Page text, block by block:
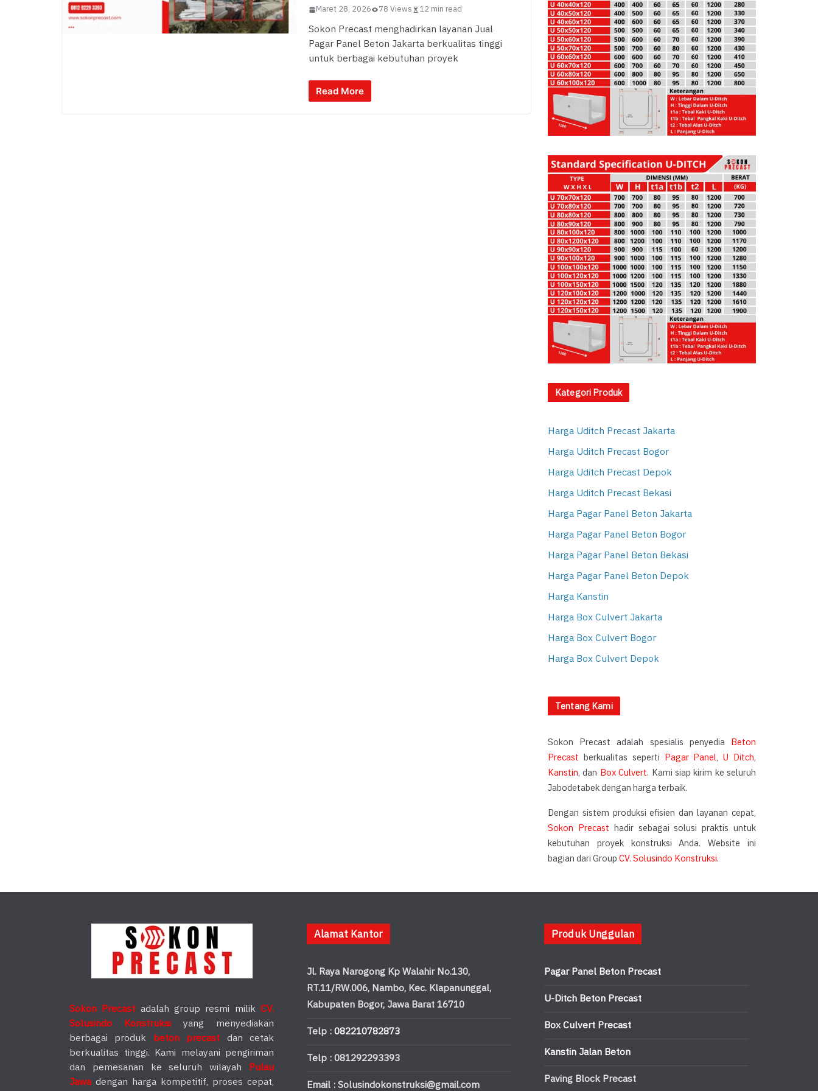
Maret 28, 2026 78 Views 12 min read
Sokon Precast menghadirkan layanan Jual
Pagar Panel Beton Jakarta berkualitas tinggi
untuk berbagai kebutuhan proyek
Read More
Kategori Produk
Harga Uditch Precast Jakarta
Harga Uditch Precast Bogor
Harga Uditch Precast Depok
Harga Uditch Precast Bekasi
Harga Pagar Panel Beton Jakarta
Harga Pagar Panel Beton Bogor
Harga Pagar Panel Beton Bekasi
Harga Pagar Panel Beton Depok
Harga Kanstin
Harga Box Culvert Jakarta
Harga Box Culvert Bogor
Harga Box Culvert Depok
Tentang Kami
Sokon Precast adalah spesialis penyedia Beton
Precast berkualitas seperti Pagar Panel,U Ditch,
Kanstin, dan Box Culvert. Kami siap kirim ke seluruh
Jabodetabek dengan harga terbaik.
Dengan sistem produksi efisien dan layanan cepat,
Sokon Precast hadir sebagai solusi praktis untuk
kebutuhan proyek konstruksi Anda. Website ini
bagian dari GroupCV. Solusindo Konstruksi.
Sokon Precast adalah group resmi milikCV.
Solusindo Konstruksi yang menyediakan
berbagai produk beton precast dan cetak
berkualitas tinggi. Kami melayani pengiriman
dan pemesanan ke seluruh wilayah Pulau
Jawadengan harga kompetitif, proses cepat,
Alamat Kantor
Jl. Raya Narogong Kp Walahir No.130,
RT.11/RW.006, Nambo, Kec. Klapanunggal,
Kabupaten Bogor, Jawa Barat 16710
Telp :082210782873
Telp : 081292293393
Email : Solusindokonstruksi@gmail.com
Produk Unggulan
Pagar Panel Beton Precast
U-Ditch Beton Precast
Box Culvert Precast
Kanstin Jalan Beton
Paving Block Precast